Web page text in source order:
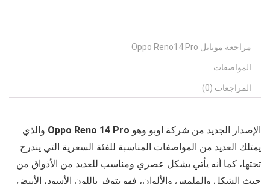
مراجعة موبايل Oppo Reno14 Pro
المواصفات
المراجعات (0)
الإصدار الجديد من شركة اوبو وهو Oppo Reno 14 Pro والذي
يمتلك العديد من المواصفات المناسبة للفئة السعرية التي يندرج
تحتها، كما أنه يأتي بشكل عصري ومناسب للعديد من الأذواق من
حيث الشكل والملمس والألوان، فهو يتوفر باللون الأسود، الأبيض